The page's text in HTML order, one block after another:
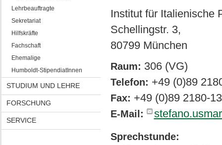
Lehrbeauftragte
Sekretariat
Hilfskräfte
Fachschaft
Ehemalige
Humboldt-StipendiatInnen
STUDIUM UND LEHRE
FORSCHUNG
SERVICE
Institut für Italienische
Schellingstr. 3,
80799 München
Raum: 306 (VG)
Telefon: +49 (0)89
Fax: +49 (0)89 2180-
E-Mail:
Sprechstunde: